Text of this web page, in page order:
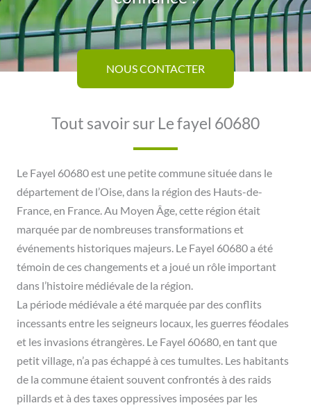
NOUS CONTACTER
Tout savoir sur Le fayel 60680
Le Fayel 60680 est une petite commune située dans le
département de l’Oise, dans la région des Hauts-de-
France, en France. Au Moyen Âge, cette région était
marquée par de nombreuses transformations et
événements historiques majeurs. Le Fayel 60680 a été
témoin de ces changements et a joué un rôle important
dans l’histoire médiévale de la région.
La période médiévale a été marquée par des conflits
incessants entre les seigneurs locaux, les guerres féodales
et les invasions étrangères. Le Fayel 60680, en tant que
petit village, n’a pas échappé à ces tumultes. Les habitants
de la commune étaient souvent confrontés à des raids
pillards et à des taxes oppressives imposées par les